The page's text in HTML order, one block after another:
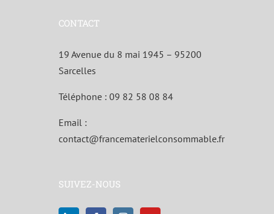
CONTACT
19 Avenue du 8 mai 1945 – 95200
Sarcelles
Téléphone : 09 82 58 08 84
Email :
contact@francematerielconsommable.fr
SUIVEZ-NOUS